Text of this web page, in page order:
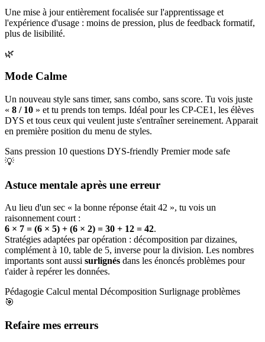
Une mise à jour entièrement focalisée sur l'apprentissage et
l'expérience d'usage : moins de pression, plus de feedback formatif,
plus de lisibilité.
🌿
Mode Calme
Un nouveau style sans timer, sans combo, sans score. Tu vois juste
« 8 / 10 » et tu prends ton temps. Idéal pour les CP-CE1, les élèves
DYS et tous ceux qui veulent juste s'entraîner sereinement. Apparait
en première position du menu de styles.
Sans pression 10 questions DYS-friendly Premier mode safe
💡
Astuce mentale après une erreur
Au lieu d'un sec « la bonne réponse était 42 », tu vois un
raisonnement court :
6 × 7 = (6 × 5) + (6 × 2) = 30 + 12 = 42.
Stratégies adaptées par opération : décomposition par dizaines,
complément à 10, table de 5, inverse pour la division. Les nombres
importants sont aussi surlignés dans les énoncés problèmes pour
t'aider à repérer les données.
Pédagogie Calcul mental Décomposition Surlignage problèmes
🎯
Refaire mes erreurs